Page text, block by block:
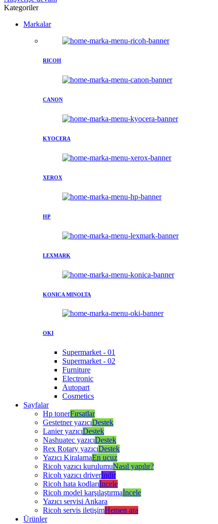
Kategoriler
Markalar
RICOH
CANON
KYOCERA
XEROX
HP
LEXMARK
KONICA MINOLTA
OKI
Supermarket - 01
Supermarket - 02
Furniture
Electronic
Autopart
Cosmetics
Sayfalar
Hp tonerFırsatlar
Gestetner yazıcıDestek
Lanier yazıcıDestek
Nashuatec yazıcıDestek
Rex Rotary yazıcıDestek
Yazıcı KiralamaEn ucuz
Ricoh yazıcı kurulumuNasıl yapılır?
Ricoh yazıcı driverİndir
Ricoh hata kodlarıİncele
Ricoh model karşılaştırmaİncele
Yazıcı servisi Ankara
Ricoh servis iletişimHemen ara
Ürünler